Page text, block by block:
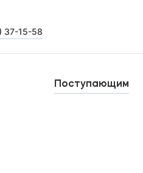
37-15-58
Поступающим